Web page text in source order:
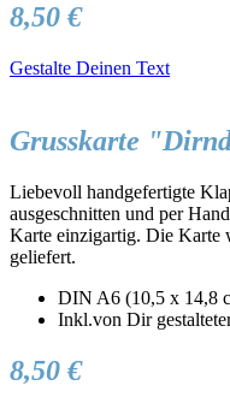
8,50 €
Gestalte Deinen Text
Grusskarte
Liebevoll handgefertigte
ausgeschnitten und per
Karte einzigartig. Die Karte
geliefert.
DIN A6 (10,5 x 14,8
Inkl.von Dir
8,50 €